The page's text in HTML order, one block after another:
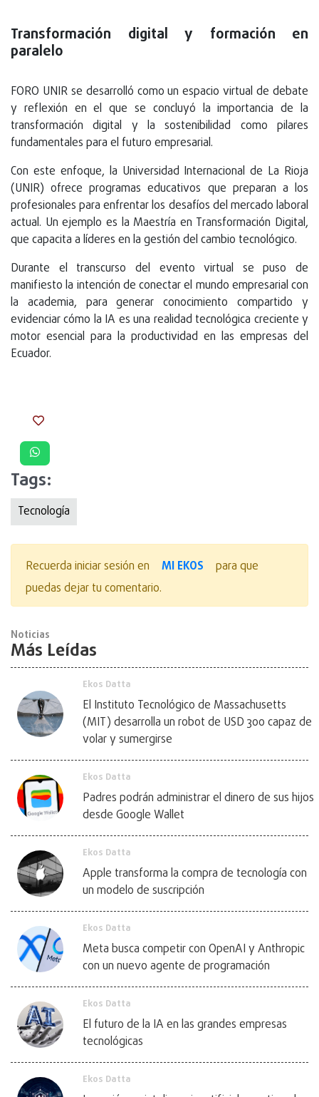
Transformación digital y formación en
paralelo
FORO UNIR se desarrolló como un espacio virtual de debate
y reflexión en el que se concluyó la importancia de la
transformación digital y la sostenibilidad como pilares
fundamentales para el futuro empresarial.
Con este enfoque, la Universidad Internacional de La Rioja
(UNIR) ofrece programas educativos que preparan a los
profesionales para enfrentar los desafíos del mercado laboral
actual. Un ejemplo es la Maestría en Transformación Digital,
que capacita a líderes en la gestión del cambio tecnológico.
Durante el transcurso del evento virtual se puso de
manifiesto la intención de conectar el mundo empresarial con
la academia, para generar conocimiento compartido y
evidenciar cómo la IA es una realidad tecnológica creciente y
motor esencial para la productividad en las empresas del
Ecuador.
Tags:
Tecnologí­a
Recuerda iniciar sesión en MI EKOS
para que
puedas dejar tu comentario.
Noticias
Más Leídas
Ekos Datta
El Instituto Tecnológico de Massachusetts
(MIT) desarrolla un robot de USD 300 capaz de
volar y sumergirse
Ekos Datta
Padres podrán administrar el dinero de sus hijos
desde Google Wallet
Ekos Datta
Apple transforma la compra de tecnología con
un modelo de suscripción
Ekos Datta
Meta busca competir con OpenAI y Anthropic
con un nuevo agente de programación
Ekos Datta
El futuro de la IA en las grandes empresas
tecnológicas
Ekos Datta